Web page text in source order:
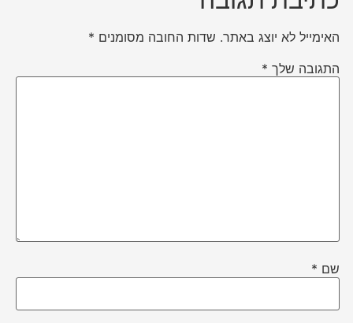
האימייל לא יוצג באתר. שדות החובה מסומנים *
התגובה שלך *
שם *